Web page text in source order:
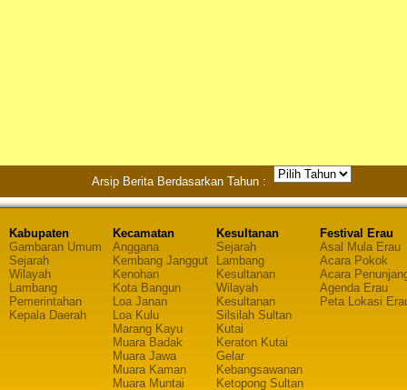
Arsip Berita Berdasarkan Tahun :
Kabupaten
Gambaran Umum
Sejarah
Wilayah
Lambang
Pemerintahan
Kepala Daerah
Kecamatan
Anggana
Kembang Janggut
Kenohan
Kota Bangun
Loa Janan
Loa Kulu
Marang Kayu
Muara Badak
Muara Jawa
Muara Kaman
Muara Muntai
Kesultanan
Sejarah
Lambang
Kesultanan
Wilayah
Kesultanan
Silsilah Sultan
Kutai
Keraton Kutai
Gelar
Kebangsawanan
Ketopong Sultan
Festival Erau
Asal Mula Erau
Acara Pokok
Acara
Agenda Erau
Peta Lokasi